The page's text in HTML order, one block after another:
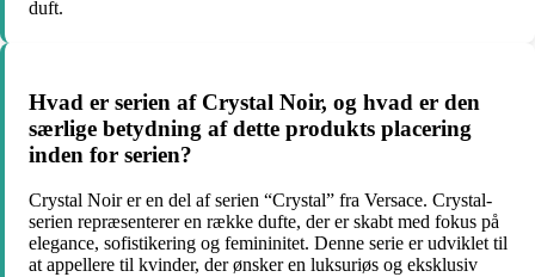
duft.
Hvad er serien af ​​Crystal Noir, og hvad er den
særlige betydning af dette produkts placering
inden for serien?
Crystal Noir er en del af serien “Crystal” fra Versace. Crystal-
serien repræsenterer en række dufte, der er skabt med fokus på
elegance, sofistikering og femininitet. Denne serie er udviklet til
at appellere til kvinder, der ønsker en luksuriøs og eksklusiv